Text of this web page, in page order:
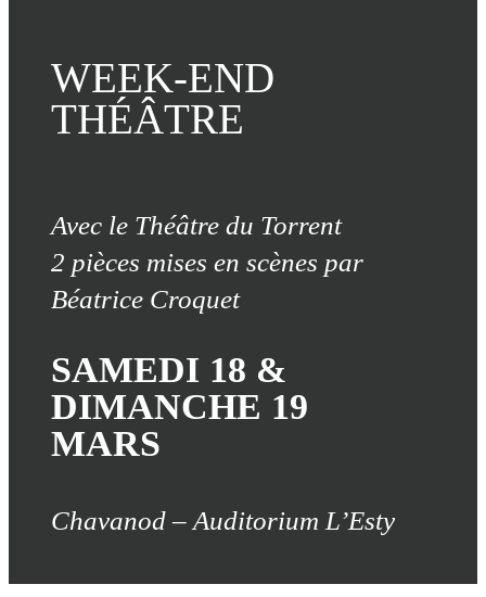
WEEK-END
THÉÂTRE
Avec le Théâtre du Torrent
2 pièces mises en scènes par
Béatrice Croquet
SAMEDI 18 &
DIMANCHE 19
MARS
Chavanod – Auditorium L’Esty